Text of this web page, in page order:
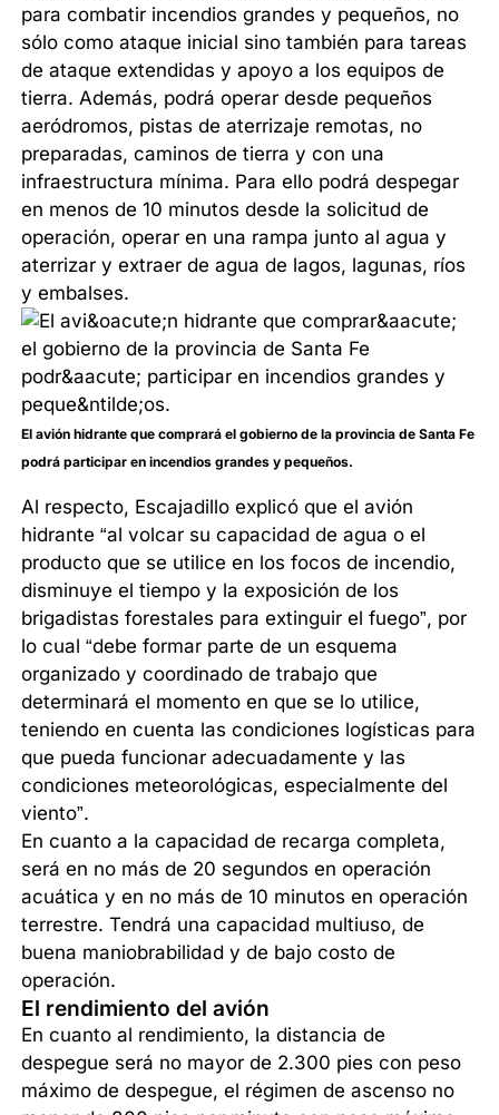
para combatir incendios grandes y pequeños, no
sólo como ataque inicial sino también para tareas
de ataque extendidas y apoyo a los equipos de
tierra. Además, podrá operar desde pequeños
aeródromos, pistas de aterrizaje remotas, no
preparadas, caminos de tierra y con una
infraestructura mínima. Para ello podrá despegar
en menos de 10 minutos desde la solicitud de
operación, operar en una rampa junto al agua y
aterrizar y extraer de agua de lagos, lagunas, ríos
y embalses.
El avión hidrante que comprará el gobierno de la provincia de Santa Fe
podrá participar en incendios grandes y pequeños.
Al respecto, Escajadillo explicó que el avión
hidrante “al volcar su capacidad de agua o el
producto que se utilice en los focos de incendio,
disminuye el tiempo y la exposición de los
brigadistas forestales para extinguir el fuego”, por
lo cual “debe formar parte de un esquema
organizado y coordinado de trabajo que
determinará el momento en que se lo utilice,
teniendo en cuenta las condiciones logísticas para
que pueda funcionar adecuadamente y las
condiciones meteorológicas, especialmente del
viento”.
En cuanto a la capacidad de recarga completa,
será en no más de 20 segundos en operación
acuática y en no más de 10 minutos en operación
terrestre. Tendrá una capacidad multiuso, de
buena maniobrabilidad y de bajo costo de
operación.
El rendimiento del avión
En cuanto al rendimiento, la distancia de
despegue será no mayor de 2.300 pies con peso
máximo de despegue, el régimen de ascenso no